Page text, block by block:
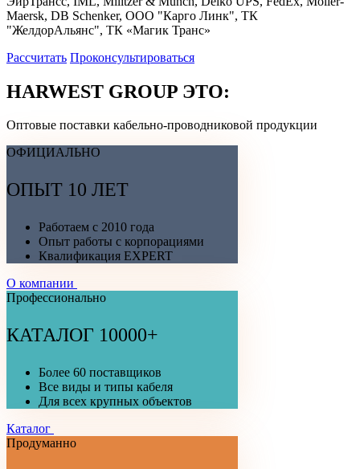
Maersk, DB Schenker, ООО "Карго Линк", ТК
"ЖелдорАльянс", ТК «Магик Транс»
Рассчитать Проконсультироваться
HARWEST GROUP ЭТО:
Оптовые поставки кабельно-проводниковой продукции
ОФИЦИАЛЬНО
ОПЫТ 10 ЛЕТ
Работаем с 2010 года
Опыт работы с корпорациями
Квалификация EXPERT
О компании
Профессионально
КАТАЛОГ 10000+
Более 60 поставщиков
Все виды и типы кабеля
Для всех крупных объектов
Каталог
Продуманно